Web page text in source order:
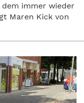
immer wieder
Maren Kick von